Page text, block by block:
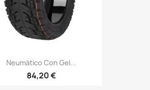
Neumático Con Gel...
84,20 €